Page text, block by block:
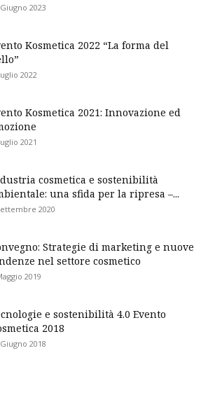
2023
Kosmetica 2022 “La forma del
2022
Kosmetica 2021: Innovazione ed
2021
cosmetica e sostenibilità
una sfida per la ripresa –...
2020
Strategie di marketing e nuove
nel settore cosmetico
2019
e sostenibilità 4.0 Evento
2018
2018